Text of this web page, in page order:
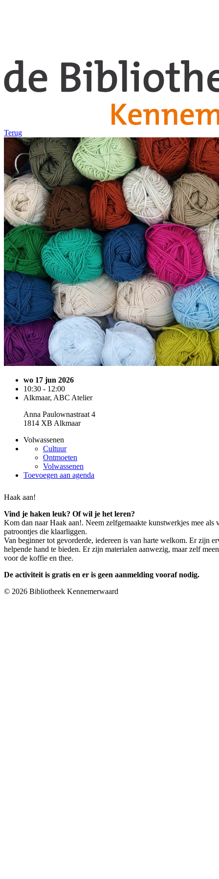
Terug
wo 17 jun 2026
10:30 - 12:00
Alkmaar, ABC Atelier
Anna Paulownastraat 4
1814 XB Alkmaar
Volwassenen
Cultuur
Ontmoeten
Volwassenen
Toevoegen aan agenda
Haak aan!
Vind je haken leuk? Of wil je het leren?
Kom dan naar Haak aan!. Neem zelfgemaakte kunstwerkjes mee als
patroontjes die klaarliggen.
Van beginner tot gevorderde, iedereen is van harte welkom. Er zijn
helpende hand te bieden. Er zijn materialen aanwezig, maar zelf
voor de koffie en thee.
De activiteit is gratis en er is geen aanmelding vooraf nodig.
© 2026 Bibliotheek Kennemerwaard